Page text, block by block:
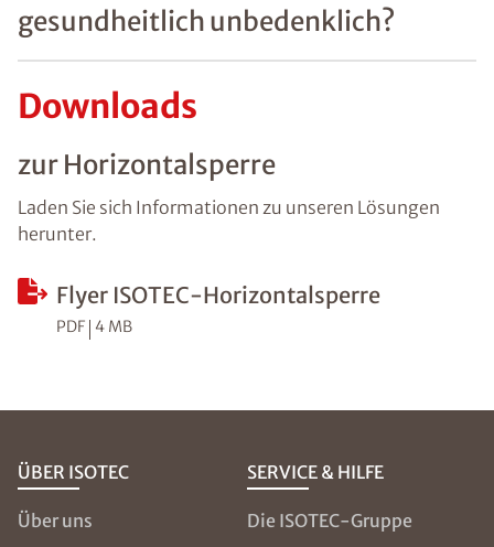
gesundheitlich unbedenklich?
Downloads
zur Horizontalsperre
Laden Sie sich Informationen zu unseren Lösungen
herunter.
Flyer ISOTEC-Horizontalsperre
PDF 4 MB
ÜBER ISOTEC
Über uns
SERVICE & HILFE
Die ISOTEC-Gruppe